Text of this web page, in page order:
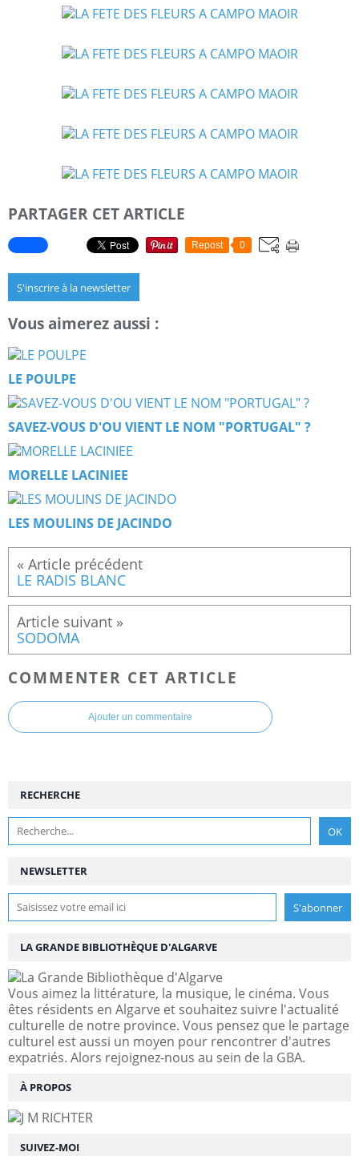
PARTAGER CET ARTICLE
Repost 0
S'inscrire à la newsletter
Vous aimerez aussi :
LE POULPE
SAVEZ-VOUS D'OU VIENT LE NOM "PORTUGAL" ?
MORELLE LACINIEE
LES MOULINS DE JACINDO
LE RADIS BLANC
SODOMA
COMMENTER CET ARTICLE
Ajouter un commentaire
NEWSLETTER
SUIVEZ-MOI
RECHERCHE
LA GRANDE BIBLIOTHÈQUE D'ALGARVE
Vous aimez la littérature, la musique, le cinéma. Vous
êtes résidents en Algarve et souhaitez suivre l'actualité
culturelle de notre province. Vous pensez que le partage
culturel est aussi un moyen pour rencontrer d'autres
expatriés. Alors rejoignez-nous au sein de la GBA.
À PROPOS